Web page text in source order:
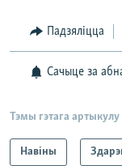
Падзяліцца
Сачыце за
Тэмы гэтага артыкулу
Навіны